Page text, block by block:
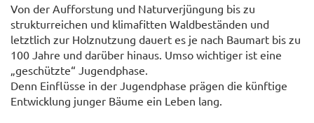
© Ing. Gerald PFABIGAN
Von der Aufforstung und Naturverjüngung bis zu
strukturreichen und klimafitten Waldbeständen und
letztlich zur Holznutzung dauert es je nach Baumart bis zu
100 Jahre und darüber hinaus. Umso wichtiger ist eine
„geschützte“ Jugendphase.
Denn Einflüsse in der Jugendphase prägen die künftige
Entwicklung junger Bäume ein Leben lang.